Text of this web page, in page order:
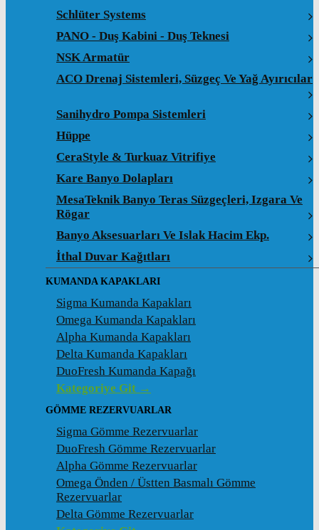
Schlüter Systems
PANO - Duş Kabini - Duş Teknesi
NSK Armatür
ACO Drenaj Sistemleri, Süzgeç Ve Yağ Ayırıcılar
Sanihydro Pompa Sistemleri
Hüppe
CeraStyle & Turkuaz Vitrifiye
Kare Banyo Dolapları
MesaTeknik Banyo Teras Süzgeçleri, Izgara Ve
Rögar
Banyo Aksesuarları Ve Islak Hacim Ekp.
İthal Duvar Kağıtları
KUMANDA KAPAKLARI
Sigma Kumanda Kapakları
Omega Kumanda Kapakları
Alpha Kumanda Kapakları
Delta Kumanda Kapakları
DuoFresh Kumanda Kapağı
Kategoriye Git →
GÖMME REZERVUARLAR
Sigma Gömme Rezervuarlar
DuoFresh Gömme Rezervuarlar
Alpha Gömme Rezervuarlar
Omega Önden / Üstten Basmalı Gömme
Rezervuarlar
Delta Gömme Rezervuarlar